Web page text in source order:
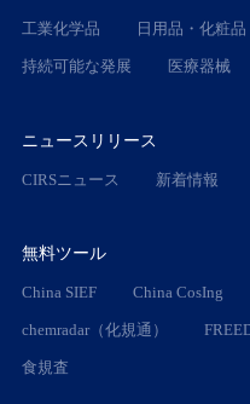
工業化学品 日用品・化粧品
持続可能な発展 医療器械
ニュースリリース
CIRSニュース 新着情報
無料ツール
China SIEF China CosIng
chemradar（化規通）
食規査